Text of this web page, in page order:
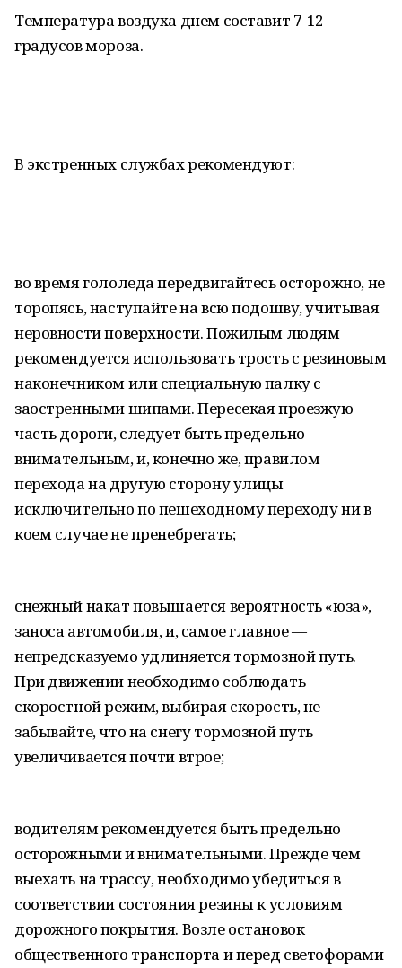
Температура воздуха днем составит 7-12
градусов мороза.
В экстренных службах рекомендуют:
во время гололеда передвигайтесь осторожно, не
торопясь, наступайте на всю подошву, учитывая
неровности поверхности. Пожилым людям
рекомендуется использовать трость с резиновым
наконечником или специальную палку с
заостренными шипами. Пересекая проезжую
часть дороги, следует быть предельно
внимательным, и, конечно же, правилом
перехода на другую сторону улицы
исключительно по пешеходному переходу ни в
коем случае не пренебрегать;
снежный накат повышается вероятность «юза»,
заноса автомобиля, и, самое главное —
непредсказуемо удлиняется тормозной путь.
При движении необходимо соблюдать
скоростной режим, выбирая скорость, не
забывайте, что на снегу тормозной путь
увеличивается почти втрое;
водителям рекомендуется быть предельно
осторожными и внимательными. Прежде чем
выехать на трассу, необходимо убедиться в
соответствии состояния резины к условиям
дорожного покрытия. Возле остановок
общественного транспорта и перед светофорами